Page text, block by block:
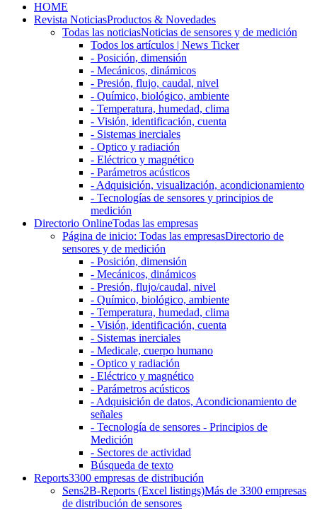
HOME
Revista NoticiasProductos & Novedades
Todas las noticiasNoticias de sensores y de medición
Todos los artículos | News Ticker
- Posición, dimensión
- Mecánicos, dinámicos
- Presión, flujo, caudal, nivel
- Químico, biológico, ambiente
- Temperatura, humedad, clima
- Visión, identificación, cuenta
- Sistemas inerciales
- Optico y radiación
- Eléctrico y magnético
- Parámetros acústicos
- Adquisición, visualización, acondicionamiento
- Tecnologías de sensores y principios de
medición
Directorio OnlineTodas las empresas
Página de inicio: Todas las empresasDirectorio de
sensores y de medición
- Posición, dimensión
- Mecánicos, dinámicos
- Presión, flujo/caudal, nivel
- Químico, biológico, ambiente
- Temperatura, humedad, clima
- Visión, identificación, cuenta
- Sistemas inerciales
- Medicale, cuerpo humano
- Optico y radiación
- Eléctrico y magnético
- Parámetros acústicos
- Adquisición de datos, Acondicionamiento de
señales
- Tecnología de sensores - Principios de
Medición
- Sectores de actividad
Búsqueda de texto
Reports3300 empresas de distribución
Sens2B-Reports (Excel listings)Más de 3300 empresas
de distribución de sensores